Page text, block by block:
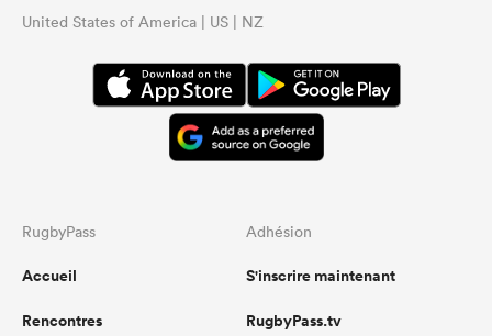
United States of America | US | NZ
RugbyPass
Accueil
Rencontres
Adhésion
S'inscrire maintenant
RugbyPass.tv